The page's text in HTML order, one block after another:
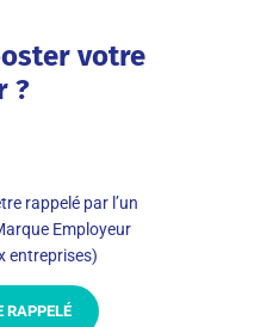
votre
?
rappelé par l’un
Employeur
entreprises)
RAPPELÉ